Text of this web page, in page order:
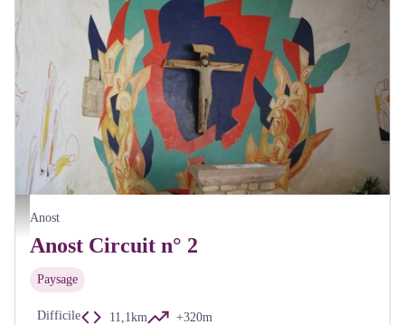
Chapelle de Velée - A Millot Pnr Morvan
Anost
Anost Circuit n° 2
Paysage
Difficile 11,1km +320m